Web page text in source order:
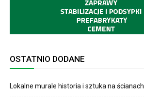
OSTATNIO DODANE
Lokalne murale historia i sztuka na ścianach